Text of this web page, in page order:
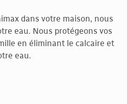
dans votre maison, nous
eau. Nous protégeons vos
en éliminant le calcaire et
eau.